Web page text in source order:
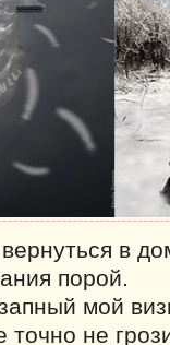
в
порой.
мой
не